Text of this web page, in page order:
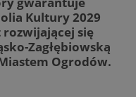
Kultury 2029
rozwijającej się
Zagłębiowską
Ogrodów.